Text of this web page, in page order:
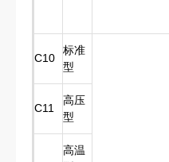
C10
标准
型
C11
高压
型
高温